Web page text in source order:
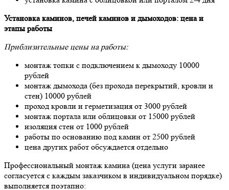
Установка каминов, печей каминов и дымоходов: цена и
этапы работы
Приблизительные цены на работы:
монтаж топки с подключением к дымоходу 10000
рублей
монтаж дымохода (без прохода перекрытий, кровли и
стен) 10000 рублей
проход кровли и герметизация от 3000 рублей
монтаж портала или облицовки от 15000 рублей
изоляция стен от 1000 рублей
работы по основанию под камин от 2500 рублей
цена других работ обсуждается отдельно
Профессиональный монтаж камина (цена услуги заранее
согласуется с каждым заказчиком в индивидуальном порядке)
выполняется поэтапно: